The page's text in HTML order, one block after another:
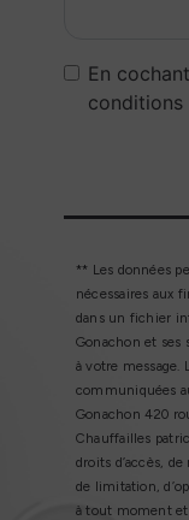
En
** Les données
nécessaires aux
dans un fichier
Gonachon et ses
à votre message.
communiquées
Gonachon 420
Chauffailles
droits d’accès,
de limitation,
à tout moment